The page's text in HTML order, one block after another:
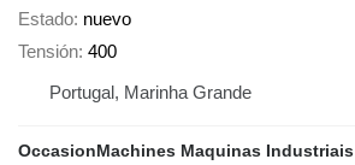
Estado nuevo
Tensión 400
Portugal, Marinha Grande
OccasionMachines Maquinas Industriais